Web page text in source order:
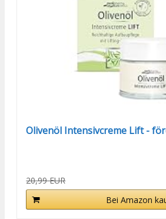
Olivenöl Intensivcreme Lift -
20,99 EUR
Bei Amazon